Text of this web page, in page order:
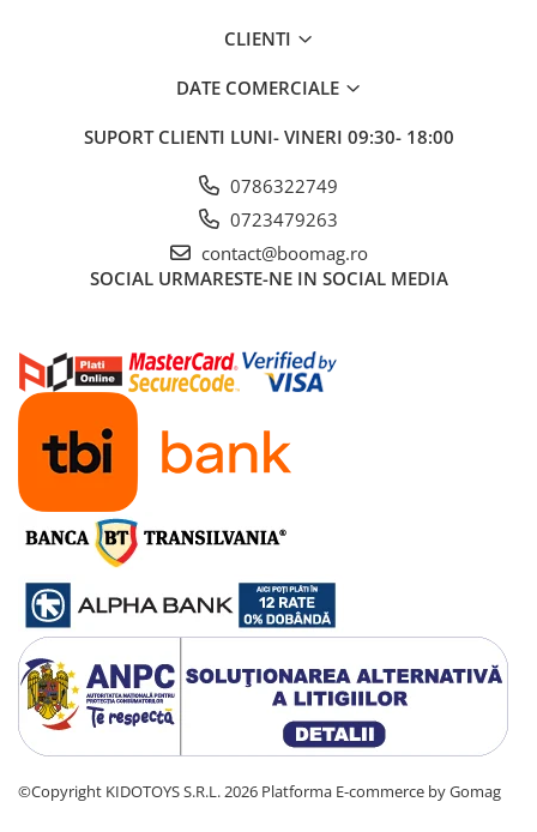
CLIENTI
DATE COMERCIALE
SUPORT CLIENTI LUNI- VINERI 09:30- 18:00
0786322749
0723479263
contact@boomag.ro
SOCIAL URMARESTE-NE IN SOCIAL MEDIA
©Copyright KIDOTOYS S.R.L. 2026 Platforma E-commerce by Gomag